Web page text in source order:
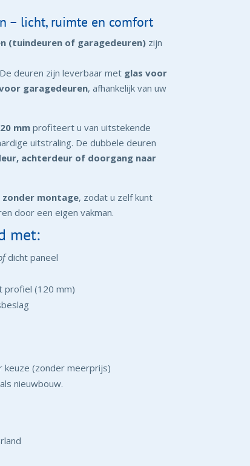
– licht, ruimte en comfort
(tuindeuren of garagedeuren)zijn
deuren zijn leverbaar met glas voor
garagedeuren, afhankelijk van uw
mmprofiteert u van uitstekende
uitstraling. De dubbele deuren
achterdeur of doorgang naar
zonder montage, zodat u zelf kunt
door een eigen vakman.
met:
dicht paneel
profiel (120 mm)
keuze (zonder meerprijs)
nieuwbouw.